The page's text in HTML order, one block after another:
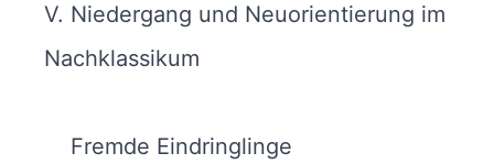
V. Niedergang und Neuorientierung im
Nachklassikum
Fremde Eindringlinge